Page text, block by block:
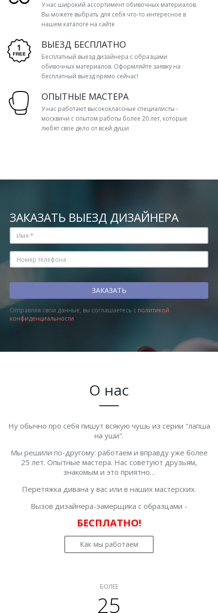
У нас широкий ассортимент обивочных материалов.
Вы можете выбрать для себя что-то интересное в
нашем каталоге на сайте
ВЫЕЗД БЕСПЛАТНО
Бесплатный выезд дизайнера с образцами
обивочных материалов. Оформляйте заявку на
бесплатный выезд прямо сейчас!
ОПЫТНЫЕ МАСТЕРА
У нас работают высококлассные специалисты -
москвичи с опытом работы более 20 лет, которые
любят свое дело от всей души
ЗАКАЗАТЬ ВЫЕЗД ДИЗАЙНЕРА
Отправляя свои данные, вы соглашаетесь с политикой
конфиденциальности
О нас
Ну обычно про себя пишут всякую чушь из серии "лапша
на уши".
Мы решили по-другому: работаем и вправду уже более
25 лет. Опытные мастера. Нас советуют друзьям,
знакомым и это приятно…
Перетяжка дивана у вас или в наших мастерских.
Вызов дизайнера-замерщика с образцами -
БЕСПЛАТНО!
Как мы работаем
БОЛЕЕ
25